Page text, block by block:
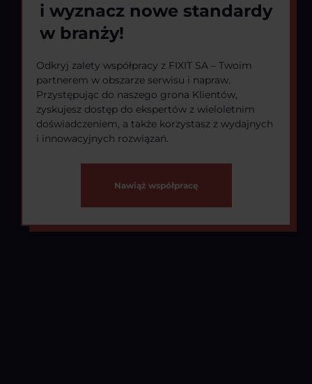
i wyznacz nowe standardy
w branży!
Odkryj zalety współpracy z FIXIT SA – Twoim
partnerem w obszarze serwisu i napraw.
Przystępując do naszego grona Klientów,
zyskujesz dostęp do ekspertów z wieloletnim
doświadczeniem, a także korzystasz z wydajnych
i innowacyjnych rozwiązań.
Nawiąż współpracę